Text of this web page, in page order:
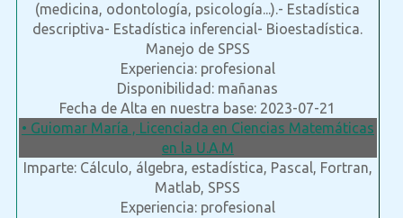
(medicina, odontología, psicología...).- Estadística
descriptiva- Estadística inferencial- Bioestadística.
Manejo de SPSS
Experiencia: profesional
Disponibilidad: mañanas
Fecha de Alta en nuestra base: 2023-07-21
• Guiomar María , Licenciada en Ciencias Matemáticas
en la U.A.M
Imparte: Cálculo, álgebra, estadística, Pascal, Fortran,
Matlab, SPSS
Experiencia: profesional